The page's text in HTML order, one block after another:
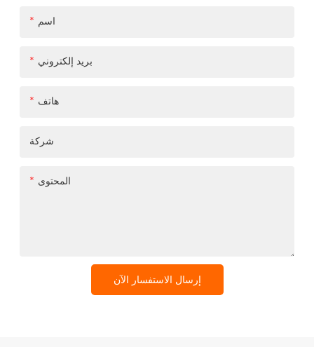
اسم
بريد إلكتروني
هاتف
شركة
المحتوى
إرسال الاستفسار الآن